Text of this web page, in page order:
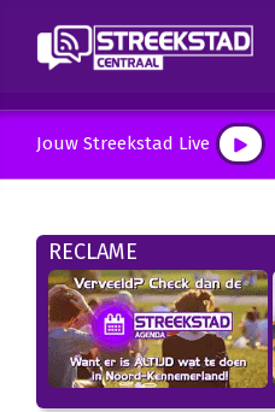
Jouw Streekstad Live
RECLAME